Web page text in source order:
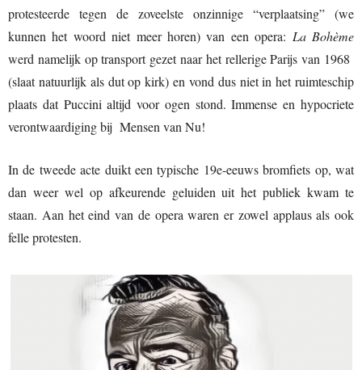
protesteerde tegen de zoveelste onzinnige “verplaatsing” (we
kunnen het woord niet meer horen) van een opera: La Bohème
werd namelijk op transport gezet naar het rellerige Parijs van 1968
(slaat natuurlijk als dut op kirk) en vond dus niet in het ruimteschip
plaats dat Puccini altijd voor ogen stond. Immense en hypocriete
verontwaardiging bij Mensen van Nu!
In de tweede acte duikt een typische 19e-eeuws bromfiets op, wat
dan weer wel op afkeurende geluiden uit het publiek kwam te
staan. Aan het eind van de opera waren er zowel applaus als ook
felle protesten.